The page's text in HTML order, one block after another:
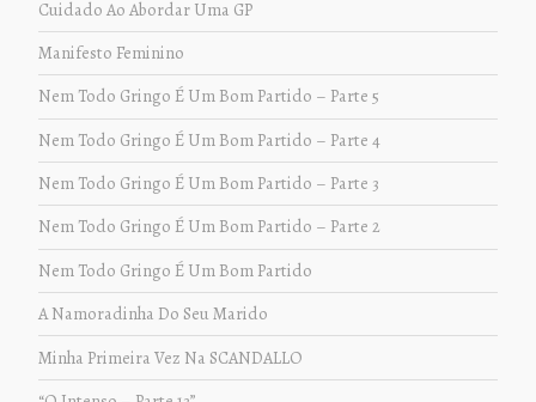
Cuidado Ao Abordar Uma GP
Manifesto Feminino
Nem Todo Gringo É Um Bom Partido – Parte 5
Nem Todo Gringo É Um Bom Partido – Parte 4
Nem Todo Gringo É Um Bom Partido – Parte 3
Nem Todo Gringo É Um Bom Partido – Parte 2
Nem Todo Gringo É Um Bom Partido
A Namoradinha Do Seu Marido
Minha Primeira Vez Na SCANDALLO